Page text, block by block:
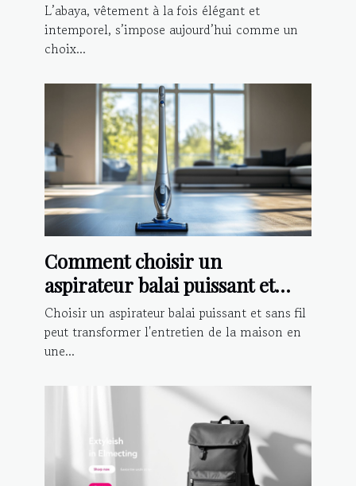
L’abaya, vêtement à la fois élégant et
intemporel, s’impose aujourd’hui comme un
choix...
Comment choisir un
aspirateur balai puissant et
sans fil ?
Choisir un aspirateur balai puissant et sans fil
peut transformer l'entretien de la maison en
une...